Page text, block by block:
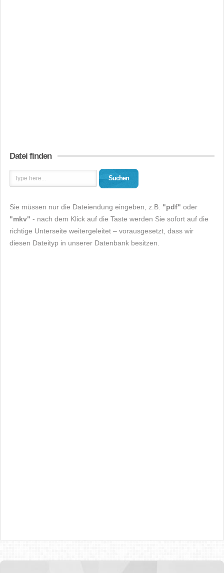
Datei finden
Suchen
Sie müssen nur die Dateiendung eingeben, z.B. "pdf" oder
"mkv" - nach dem Klick auf die Taste werden Sie sofort auf die
richtige Unterseite weitergeleitet – vorausgesetzt, dass wir
diesen Dateityp in unserer Datenbank besitzen.